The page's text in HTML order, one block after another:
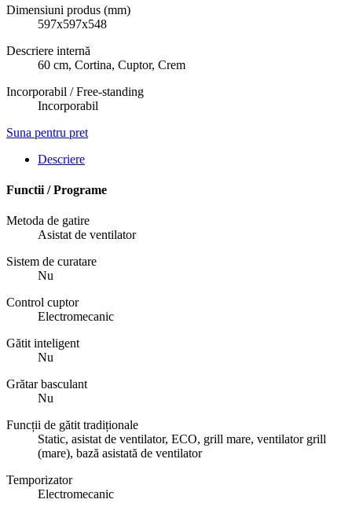
Dimensiuni produs (mm)
597x597x548
Descriere internă
60 cm, Cortina, Cuptor, Crem
Incorporabil / Free-standing
Incorporabil
Suna pentru pret
Descriere
Functii / Programe
Metoda de gatire
Asistat de ventilator
Sistem de curatare
Nu
Control cuptor
Electromecanic
Gătit inteligent
Nu
Grătar basculant
Nu
Funcții de gătit tradiționale
Static, asistat de ventilator, ECO, grill mare, ventilator grill
(mare), bază asistată de ventilator
Temporizator
Electromecanic